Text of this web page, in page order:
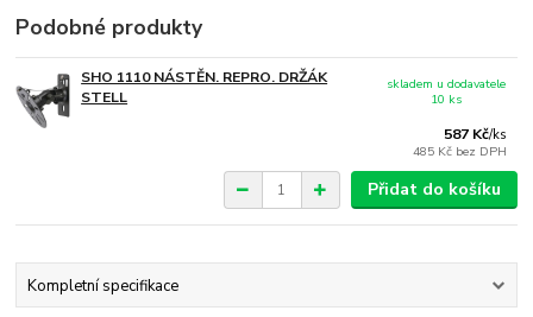
Podobné produkty
SHO 1110 NÁSTĚN. REPRO. DRŽÁK
STELL
587 Kč/ks
485 Kč bez DPH
skladem u dodavatele
10 ks
Přidat do košíku
Kompletní specifikace